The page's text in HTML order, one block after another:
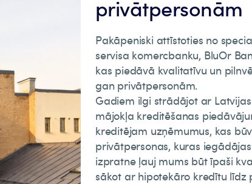
privātpersonām
Pakāpeniski attīstoties no
servisa komercbanku, BluOr
kas piedāvā kvalitatīvu un
gan privātpersonām.
Gadiem ilgi strādājot ar
mājokļa kreditēšanas
kreditējam uzņēmumus, kas
privātpersonas, kuras
izpratne ļauj mums būt īpaši
sākot ar hipotekāro kredītu līdz